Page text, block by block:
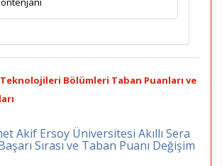
Teknolojileri Bölümleri Taban Puanları ve
Akif Ersoy Üniversitesi Akıllı Sera
Sırası ve Taban Puanı Değişim